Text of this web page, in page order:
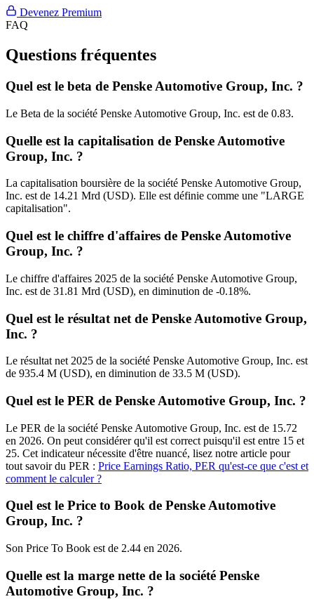
Devenez Premium
FAQ
Questions fréquentes
Quel est le beta de Penske Automotive Group, Inc. ?
Le Beta de la société Penske Automotive Group, Inc. est de 0.83.
Quelle est la capitalisation de Penske Automotive
Group, Inc. ?
La capitalisation boursière de la société Penske Automotive Group,
Inc. est de 14.21 Mrd (USD). Elle est définie comme une "LARGE
capitalisation".
Quel est le chiffre d'affaires de Penske Automotive
Group, Inc. ?
Le chiffre d'affaires 2025 de la société Penske Automotive Group,
Inc. est de 31.81 Mrd (USD), en diminution de -0.18%.
Quel est le résultat net de Penske Automotive Group,
Inc. ?
Le résultat net 2025 de la société Penske Automotive Group, Inc. est
de 935.4 M (USD), en diminution de 33.5 M (USD).
Quel est le PER de Penske Automotive Group, Inc. ?
Le PER de la société Penske Automotive Group, Inc. est de 15.72
en 2026. On peut considérer qu'il est correct puisqu'il est entre 15 et
25. Cet indicateur nécessite d'être nuancé, lisez notre article pour
tout savoir du PER : Price Earnings Ratio, PER qu'est-ce que c'est et
comment le calculer ?
Quel est le Price to Book de Penske Automotive
Group, Inc. ?
Son Price To Book est de 2.44 en 2026.
Quelle est la marge nette de la société Penske
Automotive Group, Inc. ?